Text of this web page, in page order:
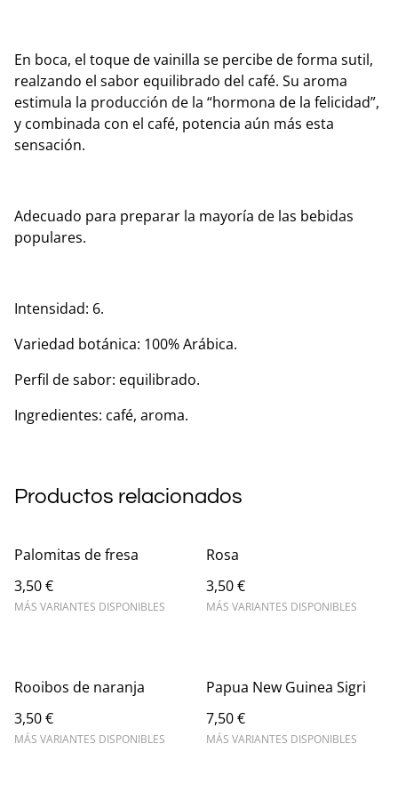
En boca, el toque de vainilla se percibe de forma sutil,
realzando el sabor equilibrado del café. Su aroma
estimula la producción de la “hormona de la felicidad”,
y combinada con el café, potencia aún más esta
sensación.
Adecuado para preparar la mayoría de las bebidas
populares.
Intensidad: 6.
Variedad botánica: 100% Arábica.
Perfil de sabor: equilibrado.
Ingredientes: café, aroma.
Productos relacionados
Palomitas de fresa
3,50 €
MÁS VARIANTES DISPONIBLES
Rosa
3,50 €
MÁS VARIANTES DISPONIBLES
Rooibos de naranja
3,50 €
MÁS VARIANTES DISPONIBLES
Papua New Guinea Sigri
7,50 €
MÁS VARIANTES DISPONIBLES